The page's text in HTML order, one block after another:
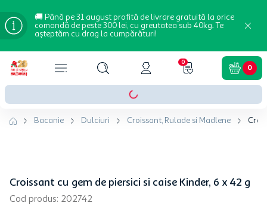
🚚 Până pe 31 august profită de livrare gratuită la orice
comandă de peste 300 lei, cu greutatea sub 40kg. Te
așteptăm cu drag la cumpărături!
0
0
Bacanie Dulciuri Croissant, Rulade si Madlene
Croissant cu gem de piersici si caise Kinder, 6 x 42 g
Cod produs: 202742